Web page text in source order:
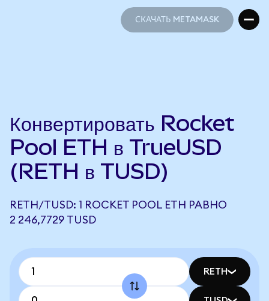
СКАЧАТЬ METAMASK
Конвертировать Rocket
Pool ETH в TrueUSD
(RETH в TUSD)
RETH/TUSD: 1 ROCKET POOL ETH РАВНО
2 246,7729 TUSD
RETH